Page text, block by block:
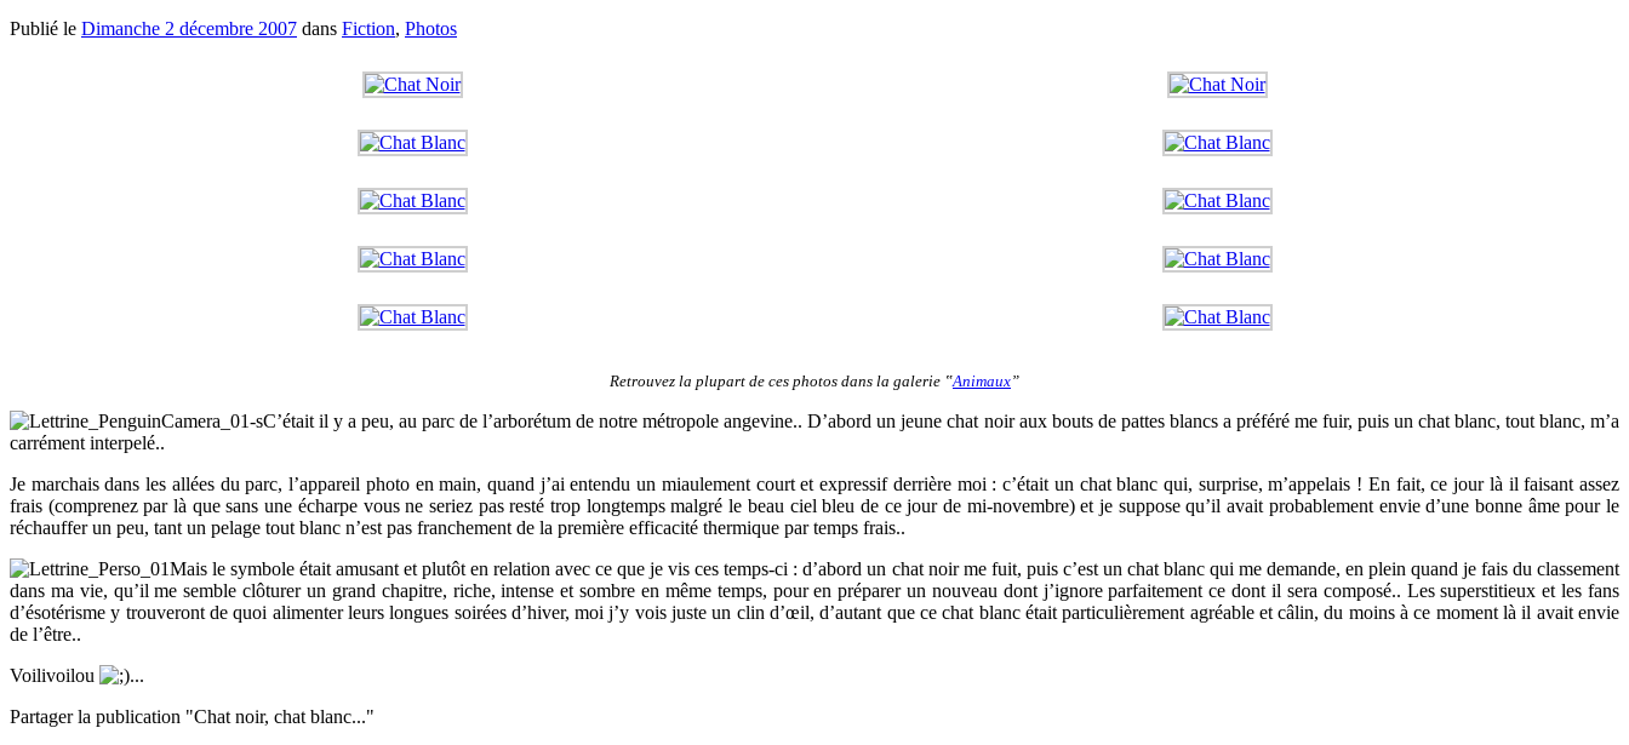
Publié le Dimanche 2 décembre 2007 dans Fiction, Photos
Retrouvez la plupart de ces photos dans la galerie ‟Animaux”
C’était il y a peu, au parc de l’arborétum de notre métropole angevine.. D’abord un jeune chat noir aux bouts de pattes blancs a préféré me fuir, puis un chat blanc, tout blanc, m’a
carrément interpelé..
Je marchais dans les allées du parc, l’appareil photo en main, quand j’ai entendu un miaulement court et expressif derrière moi : c’était un chat blanc qui, surprise, m’appelais ! En fait, ce jour là il faisant assez
frais (comprenez par là que sans une écharpe vous ne seriez pas resté trop longtemps malgré le beau ciel bleu de ce jour de mi-novembre) et je suppose qu’il avait probablement envie d’une bonne âme pour le
réchauffer un peu, tant un pelage tout blanc n’est pas franchement de la première efficacité thermique par temps frais..
Mais le symbole était amusant et plutôt en relation avec ce que je vis ces temps-ci : d’abord un chat noir me fuit, puis c’est un chat blanc qui me demande, en plein quand je fais du classement
dans ma vie, qu’il me semble clôturer un grand chapitre, riche, intense et sombre en même temps, pour en préparer un nouveau dont j’ignore parfaitement ce dont il sera composé.. Les superstitieux et les fans
d’ésotérisme y trouveront de quoi alimenter leurs longues soirées d’hiver, moi j’y vois juste un clin d’œil, d’autant que ce chat blanc était particulièrement agréable et câlin, du moins à ce moment là il avait envie
de l’être..
Voilivoilou
...
Partager la publication "Chat noir, chat blanc..."